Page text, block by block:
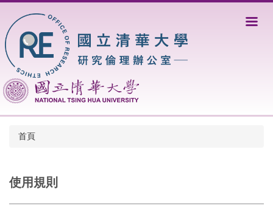
到
主
要
內
區
首頁
使用規則